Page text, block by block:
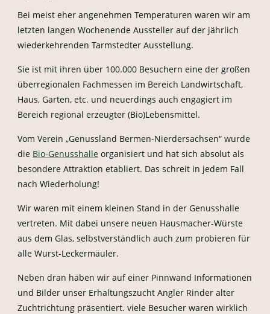
Bei meist eher angenehmen Temperaturen waren wir am
letzten langen Wochenende Aussteller auf der jährlich
wiederkehrenden Tarmstedter Ausstellung.
Sie ist mit ihren über 100.000 Besuchern eine der großen
überregionalen Fachmessen im Bereich Landwirtschaft,
Haus, Garten, etc. und neuerdings auch engagiert im
Bereich regional erzeugter (Bio)Lebensmittel.
Vom Verein „Genussland Bermen-Nierdersachsen“ wurde
die Bio-Genusshalleorganisiert und hat sich absolut als
besondere Attraktion etabliert. Das schreit in jedem Fall
nach Wiederholung!
Wir waren mit einem kleinen Stand in der Genusshalle
vertreten. Mit dabei unsere neuen Hausmacher-Würste
aus dem Glas, selbstverständlich auch zum probieren für
alle Wurst-Leckermäuler.
Neben dran haben wir auf einer Pinnwand Informationen
und Bilder unser Erhaltungszucht Angler Rinder alter
Zuchtrichtung präsentiert. viele Besucher waren wirklich